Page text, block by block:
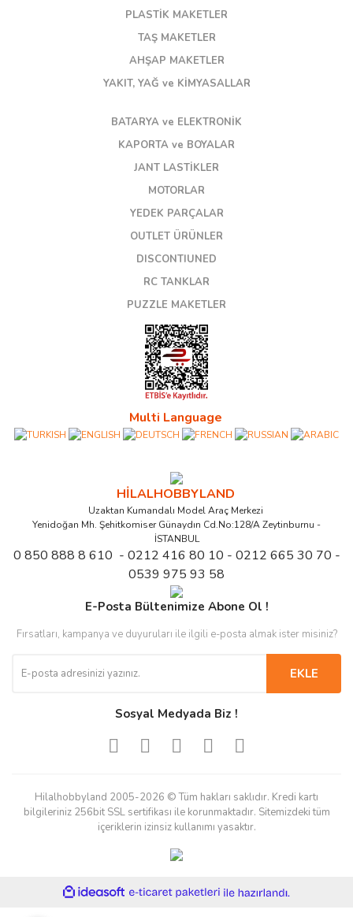
PLASTİK MAKETLER
TAŞ MAKETLER
AHŞAP MAKETLER
YAKIT, YAĞ ve KİMYASALLAR
BATARYA ve ELEKTRONİK
KAPORTA ve BOYALAR
JANT LASTİKLER
MOTORLAR
YEDEK PARÇALAR
OUTLET ÜRÜNLER
DISCONTIUNED
RC TANKLAR
PUZZLE MAKETLER
Multi Language
HİLALHOBBYLAND
Uzaktan Kumandalı Model Araç Merkezi
Yenidoğan Mh. Şehitkomiser Günaydın Cd.No:128/A Zeytinburnu -
İSTANBUL
0 850 888 8 610 - 0212 416 80 10 - 0212 665 30 70 -
0539 975 93 58
E-Posta Bültenimize Abone Ol !
Fırsatları, kampanya ve duyuruları ile ilgili e-posta almak ister misiniz?
EKLE
Sosyal Medyada Biz !
Hilalhobbyland 2005-2026 © Tüm hakları saklıdır. Kredi kartı
bilgileriniz 256bit SSL sertifikası ile korunmaktadır. Sitemizdeki tüm
içeriklerin izinsiz kullanımı yasaktır.
ideasoft
e-